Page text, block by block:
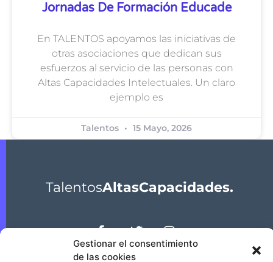
Gestionar el consentimiento
de las cookies
Jornadas De Formación Educade
En TALENTOS apoyamos las iniciativas de
otras asociaciones que dedican sus
esfuerzos al servicio de las personas con
Altas Capacidades Intelectuales. Un claro
ejemplo es
Talentos 15 Mayo, 2026
TalentosAltasCapacidades.